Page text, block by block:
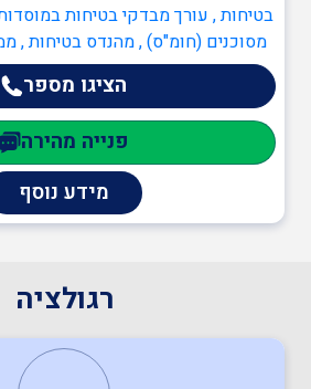
בטיחות , עורך מבדקי בטיחות
מסוכנים (חומ"ס) , מהנדס בטיחות ,
ממונה בטיחות בעבודה , ממונה
בטיחות אש , כיבוי אש , כתיבה/
מערכי בטיחות אש , יועץ בטיחות אש
ענף הבנייה , ממונה בטיחות בבניה ,
מהנדס מבנים קונסטרוקטור ,
בטיחות
הציגו מספר
פנייה מהירה
מידע נוסף
רגולציה